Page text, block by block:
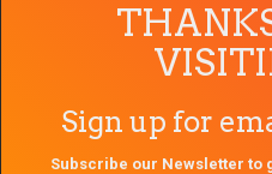
Contact Us
Sign up for
Subscribe our Newsletter to